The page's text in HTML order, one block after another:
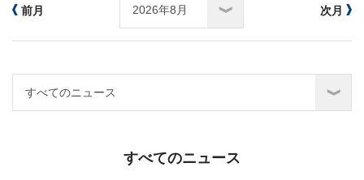
前月 次月
すべてのニュース